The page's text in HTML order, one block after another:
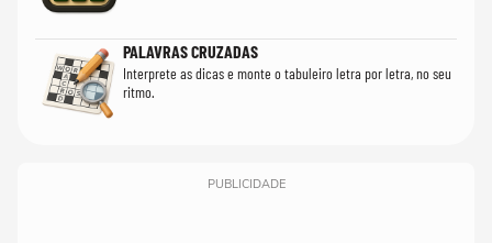
PALAVRAS CRUZADAS
Interprete as dicas e monte o tabuleiro letra por letra, no seu
ritmo.
PUBLICIDADE